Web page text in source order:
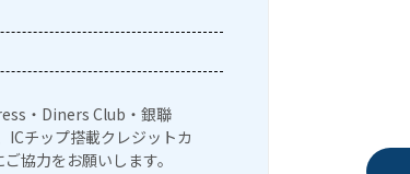
・Diners Club・銀聯
チップ搭載クレジットカ
協力をお願いします。